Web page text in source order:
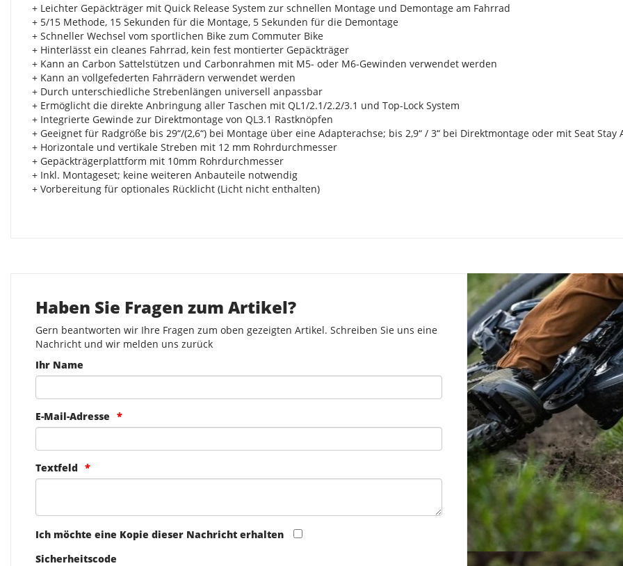
+ Leichter Gepäckträger mit Quick Release System zur schnellen Montage und Demontage am Fahrrad
+ 5/15 Methode, 15 Sekunden für die Montage, 5 Sekunden für die Demontage
+ Schneller Wechsel vom sportlichen Bike zum Commuter Bike
+ Hinterlässt ein cleanes Fahrrad, kein fest montierter Gepäckträger
+ Kann an Carbon Sattelstützen und Carbonrahmen mit M5- oder M6-Gewinden verwendet werden
+ Kann an vollgefederten Fahrrädern verwendet werden
+ Durch unterschiedliche Strebenlängen universell anpassbar
+ Ermöglicht die direkte Anbringung aller Taschen mit QL1/2.1/2.2/3.1 und Top-Lock System
+ Integrierte Gewinde zur Direktmontage von QL3.1 Rastknöpfen
+ Geeignet für Radgröße bis 29“/(2,6“) bei Montage über eine Adapterachse; bis 2,9“ / 3“ bei Direktmontage oder mit Seat Stay
+ Horizontale und vertikale Streben mit 12 mm Rohrdurchmesser
+ Gepäckträgerplattform mit 10mm Rohrdurchmesser
+ Inkl. Montageset; keine weiteren Anbauteile notwendig
+ Vorbereitung für optionales Rücklicht (Licht nicht enthalten)
Haben Sie Fragen zum Artikel?
Gern beantworten wir Ihre Fragen zum oben gezeigten Artikel. Schreiben Sie uns eine
Nachricht und wir melden uns zurück
Ihr Name
E-Mail-Adresse
Textfeld
Ich möchte eine Kopie dieser Nachricht erhalten
Sicherheitscode